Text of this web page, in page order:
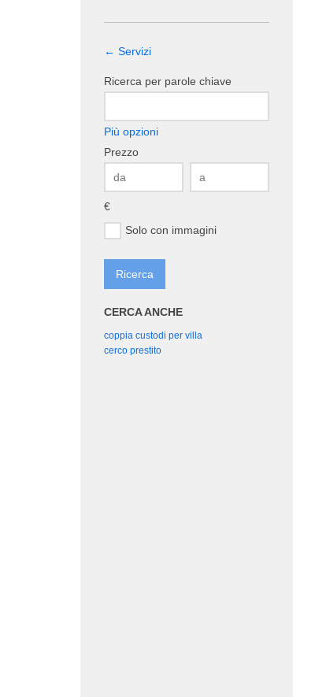
← Servizi
Ricerca per parole chiave
Più opzioni
Prezzo
€
Solo con immagini
CERCA ANCHE
coppia custodi per villa
cerco prestito